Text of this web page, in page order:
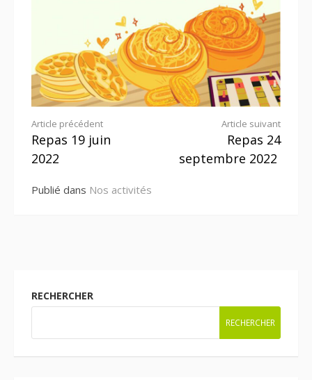
Lire
la
Article précédent
Repas 19 juin
2022
Article suivant
Repas 24
septembre 2022
Publié dans Nos activités
RECHERCHER
RECHERCHER